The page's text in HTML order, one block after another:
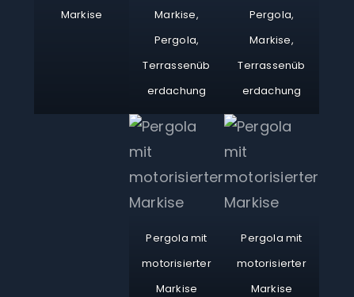
Markise
Markise,
Pergola,
Terrassenüb
erdachung
Pergola,
Markise,
Terrassenüb
erdachung
Pergola mit
motorisierter
Markise
Pergola mit
motorisierter
Markise